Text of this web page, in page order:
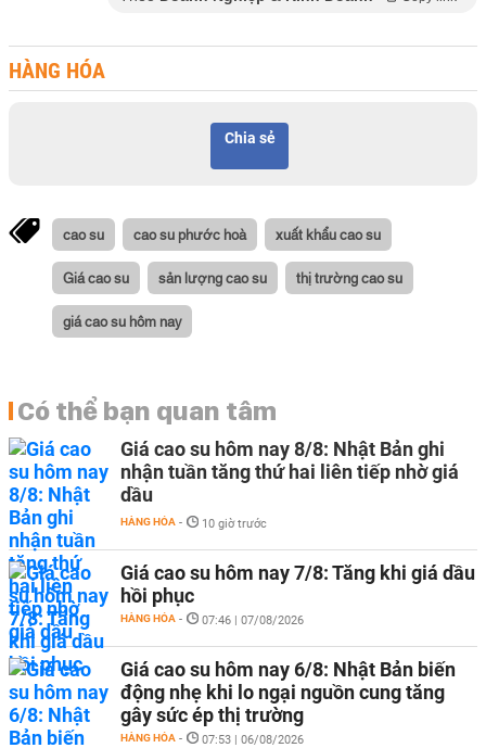
HÀNG HÓA
Chia sẻ
cao su cao su phước hoà xuất khẩu cao su
Giá cao su sản lượng cao su thị trường cao su
giá cao su hôm nay
Có thể bạn quan tâm
Giá cao su hôm nay 8/8: Nhật Bản ghi
nhận tuần tăng thứ hai liên tiếp nhờ giá
dầu
HÀNG HÓA - 10 giờ trước
Giá cao su hôm nay 7/8: Tăng khi giá dầu
hồi phục
HÀNG HÓA - 07:46 | 07/08/2026
Giá cao su hôm nay 6/8: Nhật Bản biến
động nhẹ khi lo ngại nguồn cung tăng
gây sức ép thị trường
HÀNG HÓA - 07:53 | 06/08/2026